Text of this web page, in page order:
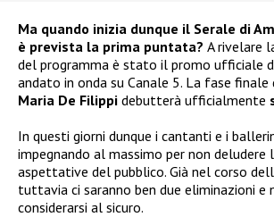
Ma quando inizia dunque il Serale di
è prevista la prima puntata? A rivelare
del programma è stato il promo ufficiale
andato in onda su Canale 5. La fase
Maria De Filippi debutterà ufficialmente
In questi giorni dunque i cantanti e i
impegnando al massimo per non deludere
aspettative del pubblico. Già nel corso
tuttavia ci saranno ben due eliminazioni e
considerarsi al sicuro.